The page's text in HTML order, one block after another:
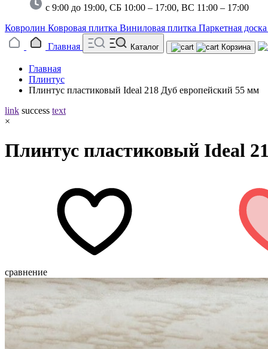
с 9:00 до 19:00, СБ 10:00 – 17:00, ВС 11:00 – 17:00
Ковролин Ковровая плитка Виниловая плитка Паркетная доска
Главная
Каталог Корзина
Главная
Плинтус
Плинтус пластиковый Ideal 218 Дуб европейский 55 мм
link success text
×
Плинтус пластиковый Ideal
сравнение